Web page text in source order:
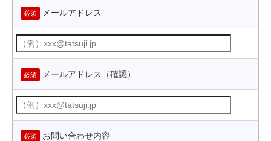
必須 メールアドレス
必須 メールアドレス（確認）
必須 お問い合わせ内容